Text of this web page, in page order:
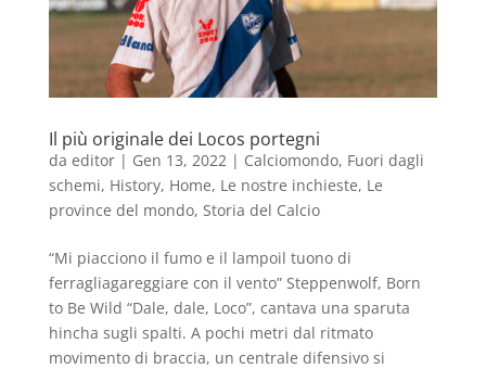
Il più originale dei Locos portegni
da editor| Gen 13, 2022| Calciomondo, Fuori dagli
schemi, History, Home, Le nostre inchieste, Le
province del mondo, Storia del Calcio
“Mi piacciono il fumo e il lampoil tuono di
ferragliagareggiare con il vento” Steppenwolf, Born
to Be Wild “Dale, dale, Loco”, cantava una sparuta
hincha sugli spalti. A pochi metri dal ritmato
movimento di braccia, un centrale difensivo si